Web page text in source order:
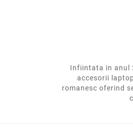
Infiintata in anul
accesorii
romanesc oferind